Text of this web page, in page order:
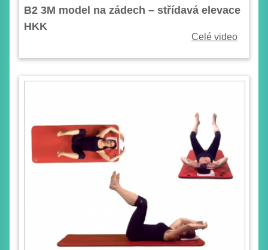
B2 3M model na zádech – střídavá elevace
HKK
Celé video